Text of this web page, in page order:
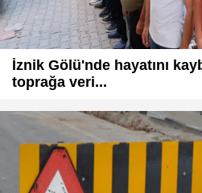
İznik Gölü'nde hayatını
toprağa veri...